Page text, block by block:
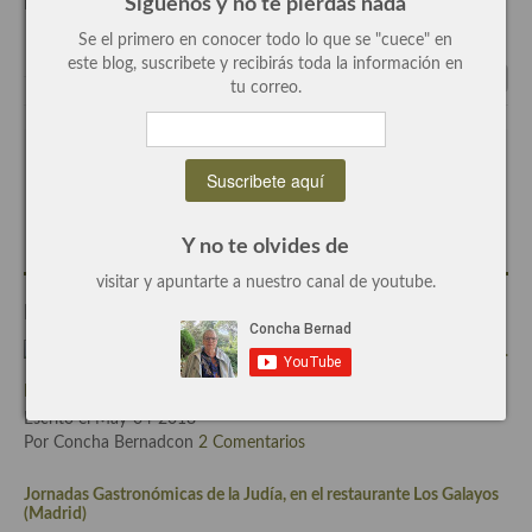
Recetas de fiesta, Navidad y días señalados
Resumen tematicos de recetas
Cocina Brasileña
Cocina colombiana
Cocina Cajún y Creole
Cocina Venezolana
Cocina de Estados Unidos
Flickr Admin page and check yourFlickr feed
Escrito por Concha Bernad
Periodista, blogger y cocinera de este blog.
Escrito el May-04-2018
Por Concha Bernadcon 2 Comentarios
Jornadas Gastronómicas de la Judía, en el restaurante Los Galayos
(Madrid)
Síguenos y no te pierdas nada
Se el primero en conocer todo lo que se "cuece" en
este blog, suscribete y recibirás toda la información en
tu correo.
Y no te olvides de
visitar y apuntarte a nuestro canal de youtube.